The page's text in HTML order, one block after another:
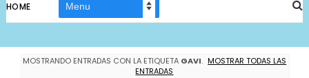
HOME
MOSTRANDO ENTRADAS CON LA ETIQUETA GAVI. MOSTRAR TODAS LAS
ENTRADAS